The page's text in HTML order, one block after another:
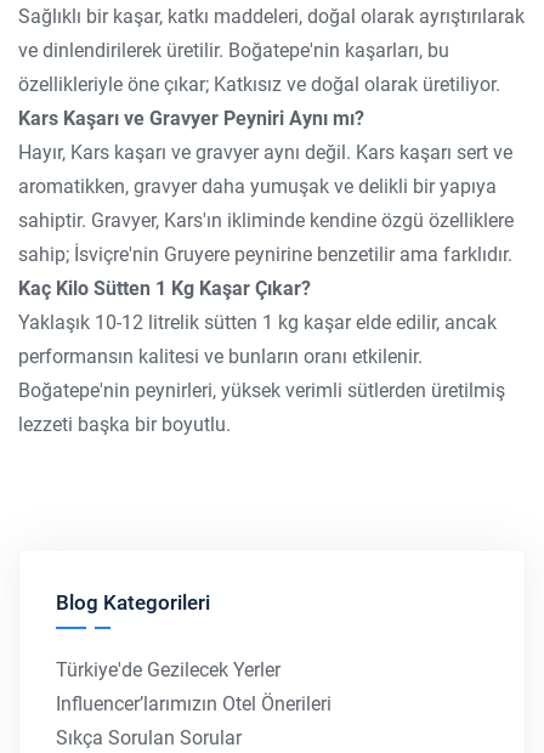
Sağlıklı bir kaşar, katkı maddeleri, doğal olarak ayrıştırılarak
ve dinlendirilerek üretilir. Boğatepe'nin kaşarları, bu
özellikleriyle öne çıkar; Katkısız ve doğal olarak üretiliyor.
Kars Kaşarı ve Gravyer Peyniri Aynı mı?
Hayır, Kars kaşarı ve gravyer aynı değil. Kars kaşarı sert ve
aromatikken, gravyer daha yumuşak ve delikli bir yapıya
sahiptir. Gravyer, Kars'ın ikliminde kendine özgü özelliklere
sahip; İsviçre'nin Gruyere peynirine benzetilir ama farklıdır.
Kaç Kilo Sütten 1 Kg Kaşar Çıkar?
Yaklaşık 10-12 litrelik sütten 1 kg kaşar elde edilir, ancak
performansın kalitesi ve bunların oranı etkilenir.
Boğatepe'nin peynirleri, yüksek verimli sütlerden üretilmiş
lezzeti başka bir boyutlu.
Blog Kategorileri
Türkiye'de Gezilecek Yerler
Influencer’larımızın Otel Önerileri
Sıkça Sorulan Sorular